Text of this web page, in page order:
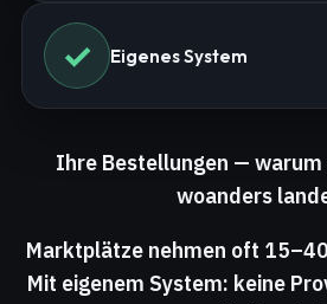
✓ Eigenes System
Ihre Bestellungen — warum
woanders
Marktplätze nehmen oft
Mit eigenem System: keine